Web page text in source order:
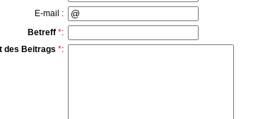
E-mail :
Betreff *:
des Beitrags *: